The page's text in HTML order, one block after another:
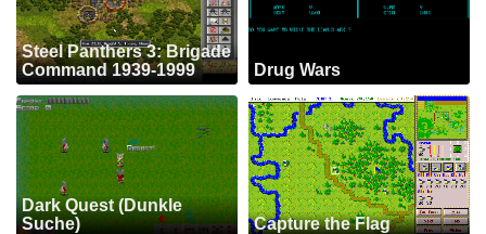
Steel Panthers 3: Brigade
Command 1939-1999
Drug Wars
Dark Quest (Dunkle
Suche)
Capture the Flag